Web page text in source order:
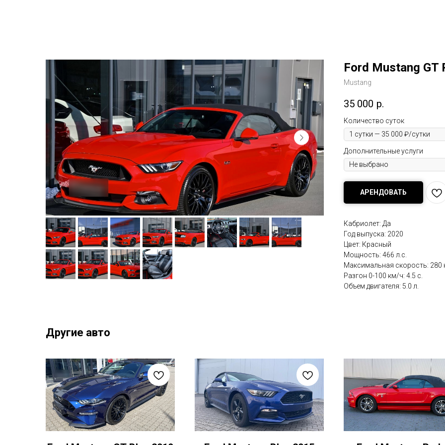
Ford Mustang GT
Mustang
35 000 р.
Количество суток
Дополнительные услуги
АРЕНДОВАТЬ
Кабриолет: Да
Год выпуска: 2020
Цвет: Красный
Мощность: 466 л.с.
Максимальная скорость: 280
Разгон 0-100 км/ч: 4.5 с.
Объем двигателя: 5.0 л.
Другие авто